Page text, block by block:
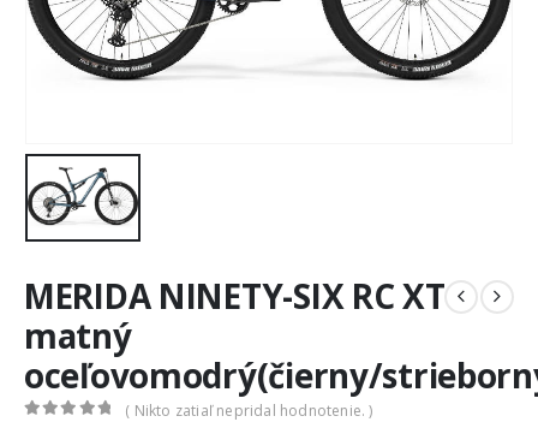
MERIDA NINETY-SIX RC XT
matný
oceľovomodrý(čierny/
( Nikto zatiaľ nepridal hodnotenie. )